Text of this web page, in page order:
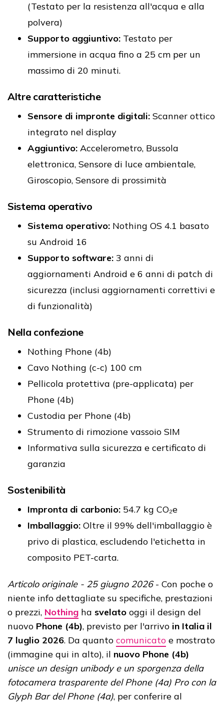
(Testato per la resistenza all'acqua e alla
polvera)
Supporto aggiuntivo: Testato per
immersione in acqua fino a 25 cm per un
massimo di 20 minuti.
Altre caratteristiche
Sensore di impronte digitali: Scanner ottico
integrato nel display
Aggiuntivo: Accelerometro, Bussola
elettronica, Sensore di luce ambientale,
Giroscopio, Sensore di prossimità
Sistema operativo
Sistema operativo: Nothing OS 4.1 basato
su Android 16
Supporto software: 3 anni di
aggiornamenti Android e 6 anni di patch di
sicurezza (inclusi aggiornamenti correttivi e
di funzionalità)
Nella confezione
Nothing Phone (4b)
Cavo Nothing (c-c) 100 cm
Pellicola protettiva (pre-applicata) per
Phone (4b)
Custodia per Phone (4b)
Strumento di rimozione vassoio SIM
Informativa sulla sicurezza e certificato di
garanzia
Sostenibilità
Impronta di carbonio: 54.7 kg CO₂e
Imballaggio: Oltre il 99% dell'imballaggio è
privo di plastica, escludendo l'etichetta in
composito PET-carta.
Articolo originale - 25 giugno 2026- Con poche o
niente info dettagliate su specifiche, prestazioni
o prezzi, Nothing ha svelato oggi il design del
nuovo Phone (4b), previsto per l'arrivo in Italia il
7 luglio 2026. Da quanto comunicato e mostrato
(immagine qui in alto), il nuovo Phone (4b)
unisce un design unibody e un sporgenza della
fotocamera trasparente del Phone (4a) Pro con la
Glyph Bar del Phone (4a), per conferire al